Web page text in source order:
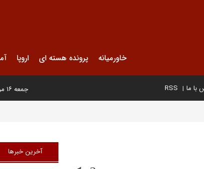
خاورمیانه پرونده هسته ای اروپا
با ما RSS جمعه ۱۶ مرداد ۱۴۰۵
آخرین خبرها